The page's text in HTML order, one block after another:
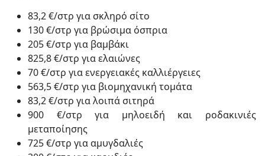
83,2 €/στρ για σκληρό σίτο
130 €/στρ για βρώσιμα όσπρια
205 €/στρ για βαμβάκι
825,8 €/στρ για ελαιώνες
70 €/στρ για ενεργειακές καλλιέργειες
563,5 €/στρ για βιομηχανική τομάτα
83,2 €/στρ για λοιπά σιτηρά
900 €/στρ για μηλοειδή και ροδακινιές
μεταποίησης
725 €/στρ για αμυγδαλιές